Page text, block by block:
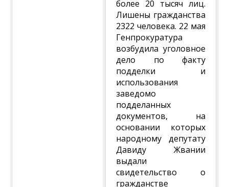
более 20 тысяч лиц.
Лишены гражданства
2322 человека. 22 мая
Генпрокуратура
возбудила уголовное
дело по факту
подделки и
использования
заведомо
подделанных
документов, на
основании которых
народному депутату
Давиду Жвании
выдали
свидетельство о
гражданстве